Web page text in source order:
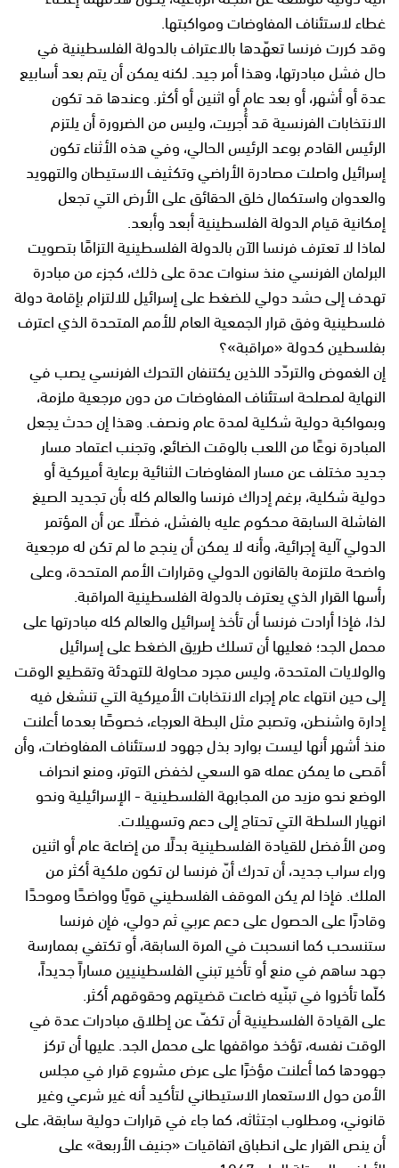
غطاء لاستئناف المفاوضات ومواكبتها.
وقد كررت فرنسا تعهّدها بالاعتراف بالدولة الفلسطينية في
حال فشل مبادرتها، وهذا أمر جيد. لكنه يمكن أن يتم بعد أسابيع
عدة أو أشهر، أو بعد عام أو اثنين أو أكثر. وعندها قد تكون
الانتخابات الفرنسية قد أُجريت، وليس من الضرورة أن يلتزم
الرئيس القادم بوعد الرئيس الحالي، وفي هذه الأثناء تكون
إسرائيل واصلت مصادرة الأراضي وتكثيف الاستيطان والتهويد
والعدوان واستكمال خلق الحقائق على الأرض التي تجعل
إمكانية قيام الدولة الفلسطينية أبعد وأبعد.
لماذا لا تعترف فرنسا الآن بالدولة الفلسطينية التزامًا بتصويت
البرلمان الفرنسي منذ سنوات عدة على ذلك، كجزء من مبادرة
تهدف إلى حشد دولي للضغط على إسرائيل للالتزام بإقامة دولة
فلسطينية وفق قرار الجمعية العام للأمم المتحدة الذي اعترف
بفلسطين كدولة «مراقبة»؟
إن الغموض والتردّد اللذين يكتنفان التحرك الفرنسي يصب في
النهاية لمصلحة استئناف المفاوضات من دون مرجعية ملزمة،
وبمواكبة دولية شكلية لمدة عام ونصف. وهذا إن حدث يجعل
المبادرة نوعًا من اللعب بالوقت الضائع، وتجنب اعتماد مسار
جديد مختلف عن مسار المفاوضات الثنائية برعاية أميركية أو
دولية شكلية، برغم إدراك فرنسا والعالم كله بأن تجديد الصيغ
الفاشلة السابقة محكوم عليه بالفشل، فضلًا عن أن المؤتمر
الدولي آلية إجرائية، وأنه لا يمكن أن ينجح ما لم تكن له مرجعية
واضحة ملتزمة بالقانون الدولي وقرارات الأمم المتحدة، وعلى
رأسها القرار الذي يعترف بالدولة الفلسطينية المراقبة.
لذا، فإذا أرادت فرنسا أن تأخذ إسرائيل والعالم كله مبادرتها على
محمل الجد؛ فعليها أن تسلك طريق الضغط على إسرائيل
والولايات المتحدة، وليس مجرد محاولة للتهدئة وتقطيع الوقت
إلى حين انتهاء عام إجراء الانتخابات الأميركية التي تنشغل فيه
إدارة واشنطن، وتصبح مثل البطة العرجاء، خصوصًا بعدما أعلنت
منذ أشهر أنها ليست بوارد بذل جهود لاستئناف المفاوضات، وأن
أقصى ما يمكن عمله هو السعي لخفض التوتر، ومنع انحراف
الوضع نحو مزيد من المجابهة الفلسطينية - الإسرائيلية ونحو
انهيار السلطة التي تحتاج إلى دعم وتسهيلات.
ومن الأفضل للقيادة الفلسطينية بدلًا من إضاعة عام أو اثنين
وراء سراب جديد، أن تدرك أنّ فرنسا لن تكون ملكية أكثر من
الملك. فإذا لم يكن الموقف الفلسطيني قويًا وواضحًا وموحدًا
وقادرًا على الحصول على دعم عربي ثم دولي، فإن فرنسا
ستنسحب كما انسحبت في المرة السابقة، أو تكتفي بممارسة
جهد ساهم في منع أو تأخير تبني الفلسطينيين مساراً جديداً،
كلّما تأخروا في تبنّيه ضاعت قضيتهم وحقوقهم أكثر.
على القيادة الفلسطينية أن تكفّ عن إطلاق مبادرات عدة في
الوقت نفسه، تؤخذ مواقفها على محمل الجد. عليها أن تركز
جهودها كما أعلنت مؤخرًا على عرض مشروع قرار في مجلس
الأمن حول الاستعمار الاستيطاني لتأكيد أنه غير شرعي وغير
قانوني، ومطلوب اجتثاثه، كما جاء في قرارات دولية سابقة، على
أن ينص القرار على انطباق اتفاقيات «جنيف الأربعة» على